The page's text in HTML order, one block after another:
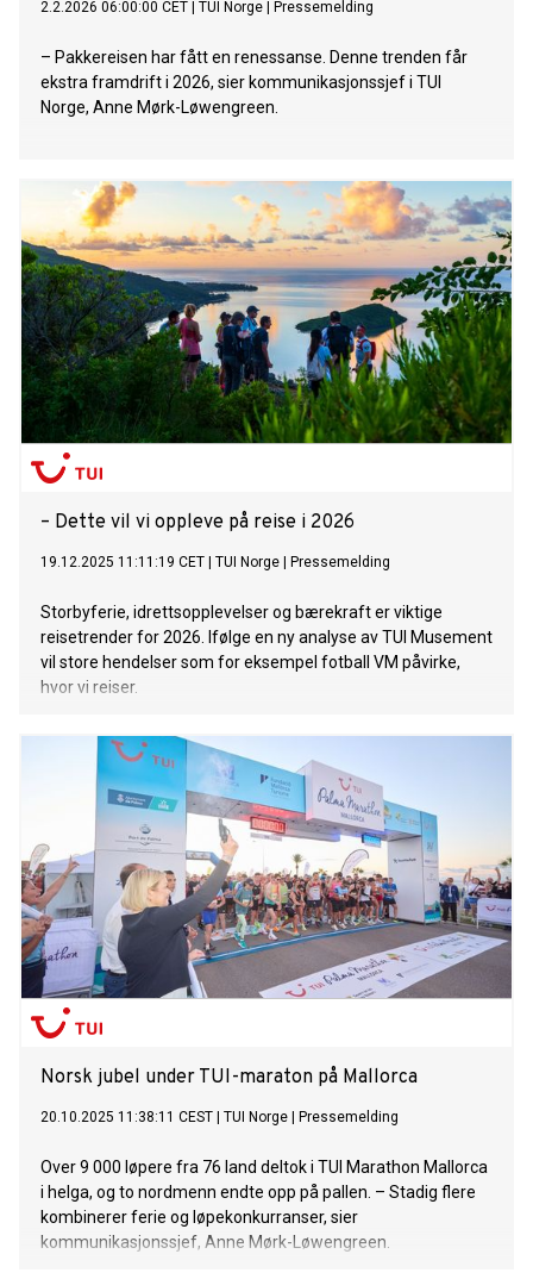
2.2.2026 06:00:00 CET TUI Norge Pressemelding
– Pakkereisen har fått en renessanse. Denne trenden får
ekstra framdrift i 2026, sier kommunikasjonssjef i TUI
Norge, Anne Mørk-Løwengreen.
– Dette vil vi oppleve på reise i 2026
19.12.2025 11:11:19 CET TUI Norge Pressemelding
Storbyferie, idrettsopplevelser og bærekraft er viktige
reisetrender for 2026. Ifølge en ny analyse av TUI Musement
vil store hendelser som for eksempel fotball VM påvirke,
hvor vi reiser.
Norsk jubel under TUI-maraton på Mallorca
20.10.2025 11:38:11 CEST TUI Norge Pressemelding
Over 9 000 løpere fra 76 land deltok i TUI Marathon Mallorca
i helga, og to nordmenn endte opp på pallen. – Stadig flere
kombinerer ferie og løpekonkurranser, sier
kommunikasjonssjef, Anne Mørk-Løwengreen.